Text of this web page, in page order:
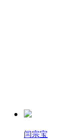
闫宗宝